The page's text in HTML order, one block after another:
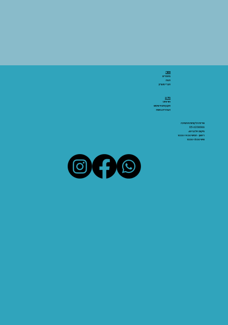
שירות הלקוחות והתמיכה
03-6206066
מיקום: אלנבי 43
ראשון - חמישי 10:00-19:00
שישי 10:00-15:00
אתר:
מאמרים
חנות
חברי מועדון
מידע:
אודותינו
תקנון ותנאי שימוש
הצהרת נגישות